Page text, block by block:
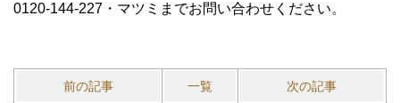
0120-144-227・マツミまでお問い合わせください。
前の記事 一覧 次の記事